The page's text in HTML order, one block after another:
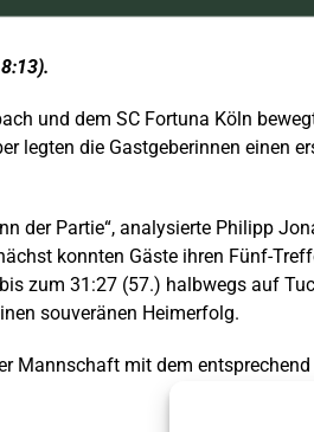
und dem SC Fortuna Köln
die Gastgeberinnen einen
der Partie“, analysierte Philipp
konnten Gäste ihren Fünf-
zum 31:27 (57.) halbwegs auf
souveränen Heimerfolg.
Mannschaft mit dem